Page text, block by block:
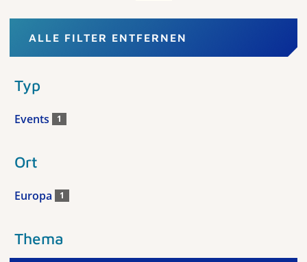
ALLE FILTER ENTFERNEN
Typ
Events 1
Ort
Europa 1
Thema